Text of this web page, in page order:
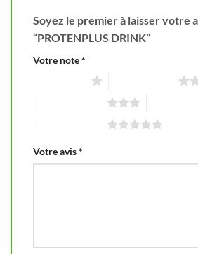
Soyez le premier à laisser votre
“PROTENPLUS DRINK”
Votre note*
Votre avis*